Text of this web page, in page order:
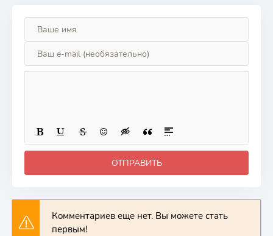
чтобы отомстить
бывшим
ОТПРАВИТЬ
Комментариев еще нет. Вы можете стать
первым!